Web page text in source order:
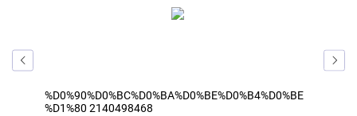
%D0%90%D0%BC%D0%BA%D0%BE%D0%B4%D0%BE
%D1%80 2140498468